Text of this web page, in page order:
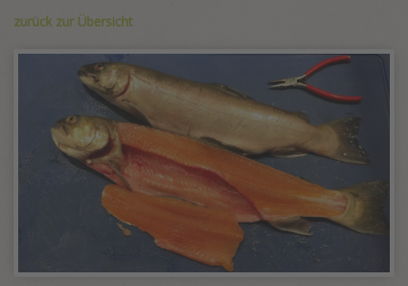
zurück zur Übersicht